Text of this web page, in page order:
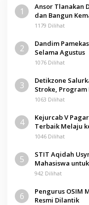
1
Ansor Tlanakan
dan Bangun
1179 Dilihat
2
Dandim
Selama Agustus
1076 Dilihat
3
Detikzone
Stroke, Program
1063 Dilihat
4
Kejurcab V
Terbaik Melaju
1046 Dilihat
5
STIT Aqidah
Mahasiswa
942 Dilihat
6
Pengurus OSIM
Resmi Dilantik